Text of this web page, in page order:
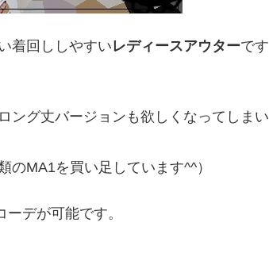
着回ししやすいレディースアウターです
ング丈バージョンも欲しくなってしまい
のMA1を買い足しています^^）
デが可能です。